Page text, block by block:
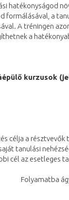
hatékonyságod
formálásával, a
A tréningen
a
kurzusok
célja a
tanulási
cél az esetleges
Folyamatba